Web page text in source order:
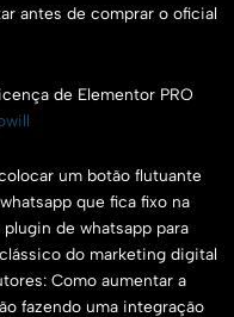
antes de comprar o oficial
de Elementor PRO
um botão flutuante
que fica fixo na
de whatsapp para
do marketing digital
Como aumentar a
fazendo uma integração